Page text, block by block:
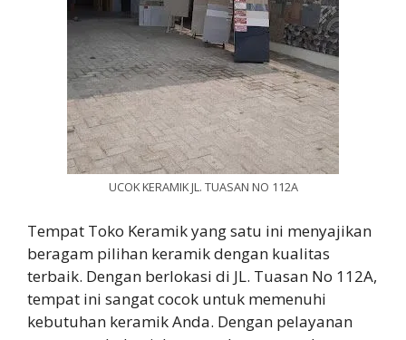
UCOK KERAMIK JL. TUASAN NO 112A
Tempat Toko Keramik yang satu ini menyajikan
beragam pilihan keramik dengan kualitas
terbaik. Dengan berlokasi di JL. Tuasan No 112A,
tempat ini sangat cocok untuk memenuhi
kebutuhan keramik Anda. Dengan pelayanan